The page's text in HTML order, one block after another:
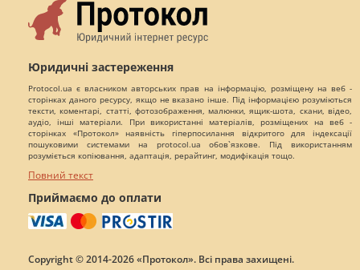
Юридичні застереження
Protocol.ua є власником авторських прав на інформацію, розміщену на веб -
сторінках даного ресурсу, якщо не вказано інше. Під інформацією розуміються
тексти, коментарі, статті, фотозображення, малюнки, ящик-шота, скани, відео,
аудіо, інші матеріали. При використанні матеріалів, розміщених на веб -
сторінках «Протокол» наявність гіперпосилання відкритого для індексації
пошуковими системами на protocol.ua обов`язкове. Під використанням
розуміється копіювання, адаптація, рерайтинг, модифікація тощо.
Повний текст
Приймаємо до оплати
Copyright © 2014-2026 «Протокол». Всі права захищені.